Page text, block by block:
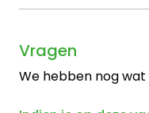
Vragen
We hebben nog